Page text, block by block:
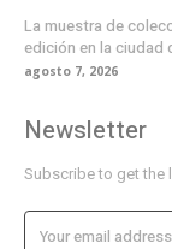
La muestra de
edición en la ciudad
agosto 7, 2026
Newsletter
Subscribe to get the